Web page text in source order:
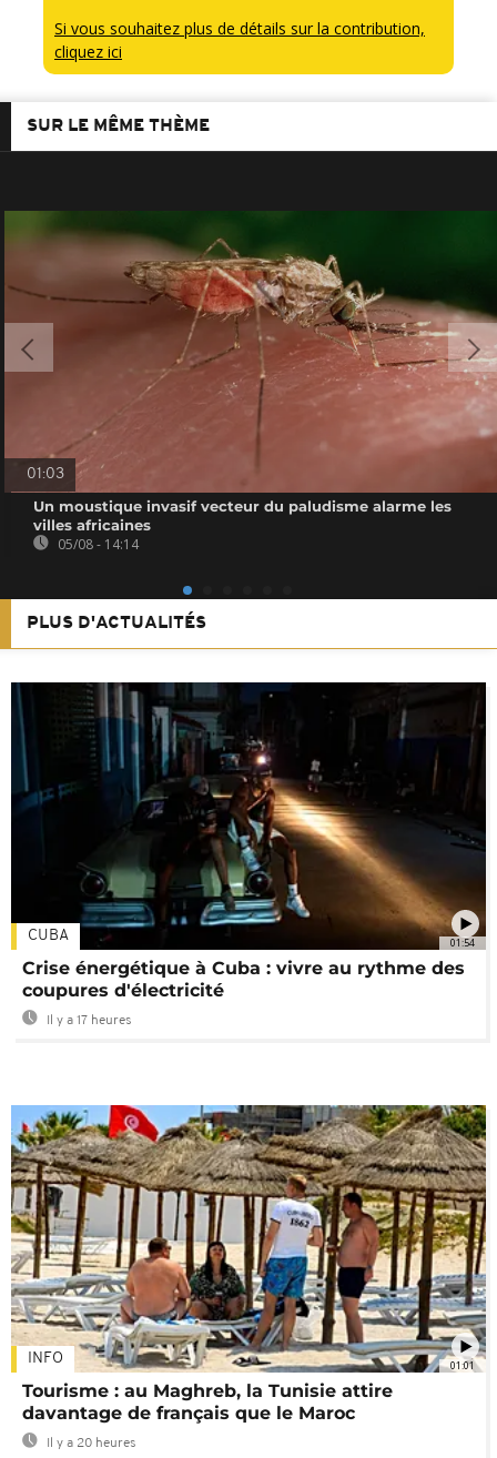
Si vous souhaitez plus de détails sur la contribution,
cliquez ici
SUR LE MÊME THÈME
01:03
Un moustique invasif vecteur du paludisme alarme les
villes africaines
05/08 - 14:14
PLUS D'ACTUALITÉS
01:54
CUBA
Crise énergétique à Cuba : vivre au rythme des
coupures d'électricité
Il y a 17 heures
01:01
INFO
Tourisme : au Maghreb, la Tunisie attire
davantage de français que le Maroc
Il y a 20 heures